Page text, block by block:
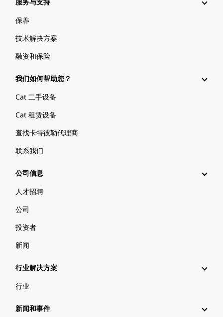
服务与支持
保养
技术解决方案
融资和保险
我们如何帮助您？
Cat 二手设备
Cat 租赁设备
查找卡特彼勒代理商
联系我们
公司信息
人才招聘
公司
投资者
新闻
行业解决方案
行业
新闻和事件